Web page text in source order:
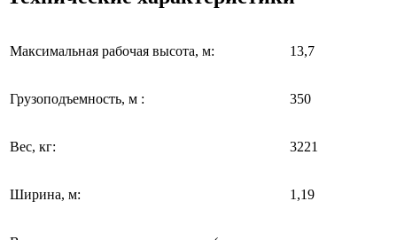
Максимальная рабочая высота, м: 13,7
Грузоподъемность, м : 350
Вес, кг: 3221
Ширина, м: 1,19